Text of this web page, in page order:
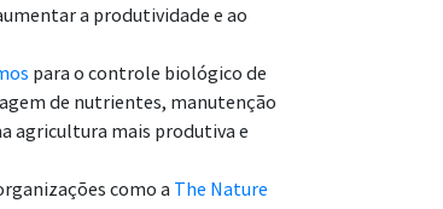
a produtividade e ao
para o controle biológico de
de nutrientes, manutenção
agricultura mais produtiva e
como a The Nature